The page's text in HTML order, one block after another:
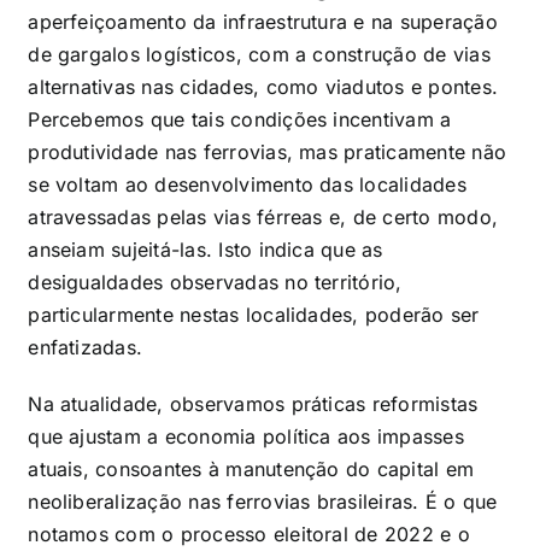
aperfeiçoamento da infraestrutura e na superação
de gargalos logísticos, com a construção de vias
alternativas nas cidades, como viadutos e pontes.
Percebemos que tais condições incentivam a
produtividade nas ferrovias, mas praticamente não
se voltam ao desenvolvimento das localidades
atravessadas pelas vias férreas e, de certo modo,
anseiam sujeitá-las. Isto indica que as
desigualdades observadas no território,
particularmente nestas localidades, poderão ser
enfatizadas.
Na atualidade, observamos práticas reformistas
que ajustam a economia política aos impasses
atuais, consoantes à manutenção do capital em
neoliberalização nas ferrovias brasileiras. É o que
notamos com o processo eleitoral de 2022 e o